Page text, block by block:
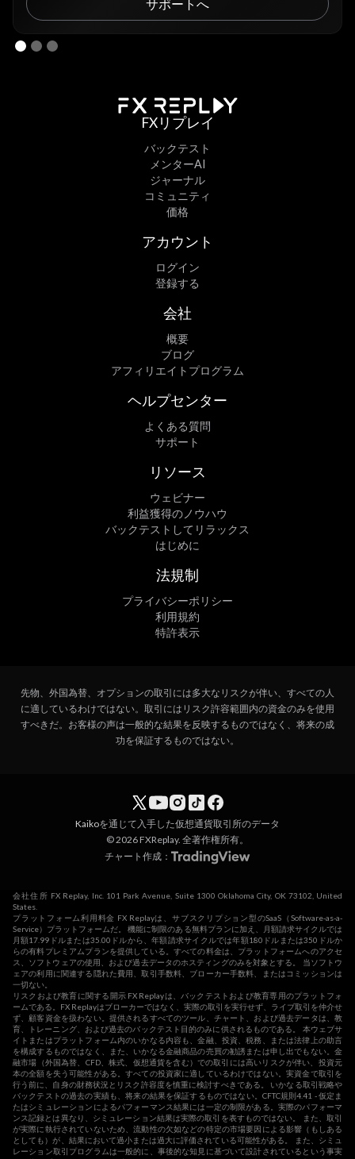
サポートへ
FXリプレイ
バックテスト
メンターAI
ジャーナル
コミュニティ
価格
アカウント
ログイン
登録する
会社
概要
ブログ
アフィリエイトプログラム
ヘルプセンター
よくある質問
サポート
リソース
ウェビナー
利益獲得のノウハウ
バックテストしてリラックス
はじめに
法規制
プライバシーポリシー
利用規約
特許表示
先物、外国為替、オプションの取引には多大なリスクが伴い、すべての人
に適しているわけではない。取引にはリスク許容範囲内の資金のみを使用
すべきだ。お客様の声は一般的な結果を反映するものではなく、将来の成
功を保証するものではない。
Kaikoを通じて入手した仮想通貨取引所のデータ
© 2026 FXReplay. 全著作権所有。
チャート作成：
会社住所 FX Replay, Inc. 101 Park Avenue, Suite 1300 Oklahoma City, OK 73102, United
States.
プラットフォーム利用料金 FX Replayは、サブスクリプション型のSaaS（Software-as-a-
Service）プラットフォームだ。 機能に制限のある無料プランに加え、月額請求サイクルでは
月額17.99ドルまたは35.00ドルから、年額請求サイクルでは年額180ドルまたは350ドルか
らの有料プレミアムプランを提供している。すべての料金は、プラットフォームへのアクセ
ス、ソフトウェアの使用、および過去データのホスティングのみを対象とする。 当ソフトウ
ェアの利用に関連する隠れた費用、取引手数料、ブローカー手数料、またはコミッションは
一切ない。
リスクおよび教育に関する開示 FX Replayは、バックテストおよび教育専用のプラットフォ
ームである。FX Replayはブローカーではなく、実際の取引を実行せず、ライブ取引を仲介せ
ず、顧客資金を扱わない。提供されるすべてのツール、チャート、および過去データは、教
育、トレーニング、および過去のバックテスト目的のみに供されるものである。 本ウェブサ
イトまたはプラットフォーム内のいかなる内容も、金融、投資、税務、または法律上の助言
を構成するものではなく、また、いかなる金融商品の売買の勧誘または申し出でもない。金
融市場（外国為替、CFD、株式、仮想通貨を含む）での取引には高いリスクが伴い、投資元
本の全額を失う可能性がある。すべての投資家に適しているわけではない。実資金で取引を
行う前に、自身の財務状況とリスク許容度を慎重に検討すべきである。 いかなる取引戦略や
バックテストの過去の実績も、将来の結果を保証するものではない。CFTC規則4.41 - 仮定ま
たはシミュレーションによるパフォーマンス結果には一定の制限がある。実際のパフォーマ
ンス記録とは異なり、シミュレーション結果は実際の取引を表すものではない。 また、取引
が実際に執行されていないため、流動性の欠如などの特定の市場要因による影響（もしある
としても）が、結果において過小または過大に評価されている可能性がある。 また、シミュ
レーション取引プログラムは一般的に、事後的な知見に基づいて設計されているという事実